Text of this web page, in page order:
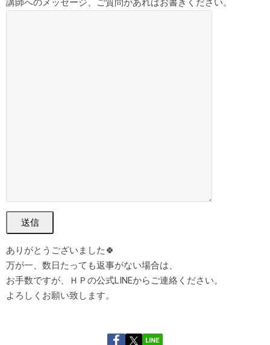
講師へのメッセージ、ご質問があればお書きください。
送信
ありがとうございました🍀
万が一、数日たっても返事がない場合は、
お手数ですが、ＨＰの公式LINEからご連絡ください。
よろしくお願い致します。
LINE